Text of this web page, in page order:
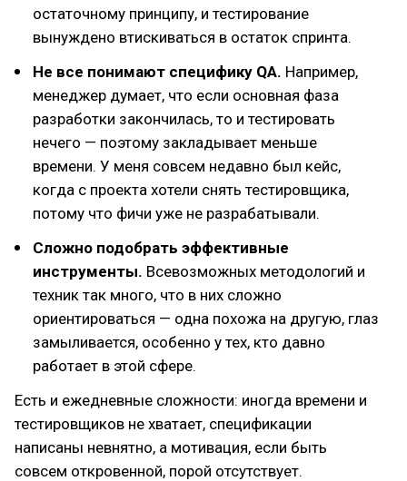
остаточному принципу, и тестирование
вынуждено втискиваться в остаток спринта.
Не все понимают специфику QA. Например,
менеджер думает, что если основная фаза
разработки закончилась, то и тестировать
нечего — поэтому закладывает меньше
времени. У меня совсем недавно был кейс,
когда с проекта хотели снять тестировщика,
потому что фичи уже не разрабатывали.
Сложно подобрать эффективные
инструменты. Всевозможных методологий и
техник так много, что в них сложно
ориентироваться — одна похожа на другую, глаз
замыливается, особенно у тех, кто давно
работает в этой сфере.
Есть и ежедневные сложности: иногда времени и
тестировщиков не хватает, спецификации
написаны невнятно, а мотивация, если быть
совсем откровенной, порой отсутствует.